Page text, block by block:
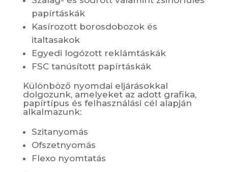
papírtáskák
Kasírozott borosdobozok és
italtasakok
Egyedi logózott reklámtáskák
FSC tanúsított papírtáskák
Különböző nyomdai eljárásokkal
dolgozunk, amelyeket az adott grafika,
papírtípus és felhasználási cél alapján
alkalmazunk:
Szitanyomás
Ofszetnyomás
Flexo nyomtatás